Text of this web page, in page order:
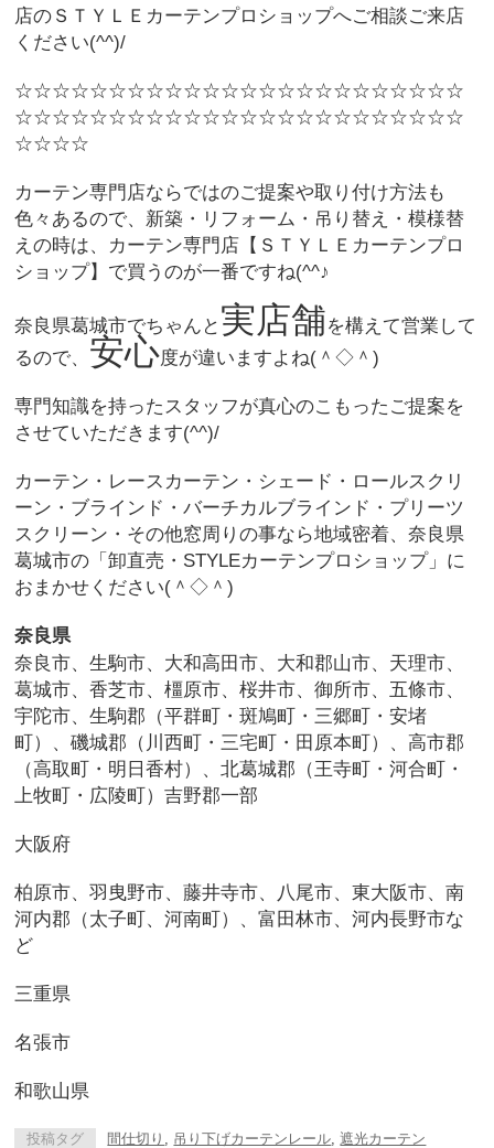
店のＳＴＹＬＥカーテンプロショップへご相談ご来店
ください(^^)/
☆☆☆☆☆☆☆☆☆☆☆☆☆☆☆☆☆☆☆☆☆☆☆☆
☆☆☆☆☆☆☆☆☆☆☆☆☆☆☆☆☆☆☆☆☆☆☆☆
☆☆☆☆
カーテン専門店ならではのご提案や取り付け方法も
色々あるので、新築・リフォーム・吊り替え・模様替
えの時は、カーテン専門店【ＳＴＹＬＥカーテンプロ
ショップ】で買うのが一番ですね(^^♪
奈良県葛城市でちゃんと 実店舗を構えて営業して
るので、 安心度が違いますよね(＾◇＾)
専門知識を持ったスタッフが真心のこもったご提案を
させていただきます(^^)/
カーテン・レースカーテン・シェード・ロールスクリ
ーン・ブラインド・バーチカルブラインド・プリーツ
スクリーン・その他窓周りの事なら地域密着、奈良県
葛城市の「卸直売・STYLEカーテンプロショップ」に
おまかせください(＾◇＾)
奈良県
奈良市、生駒市、大和高田市、大和郡山市、天理市、
葛城市、香芝市、橿原市、桜井市、御所市、五條市、
宇陀市、生駒郡（平群町・斑鳩町・三郷町・安堵
町）、磯城郡（川西町・三宅町・田原本町）、高市郡
（高取町・明日香村）、北葛城郡（王寺町・河合町・
上牧町・広陵町）吉野郡一部
大阪府
柏原市、羽曳野市、藤井寺市、八尾市、東大阪市、南
河内郡（太子町、河南町）、富田林市、河内長野市な
ど
三重県
名張市
和歌山県
投稿タグ 間仕切り 吊り下げカーテンレール ,遮光カーテン